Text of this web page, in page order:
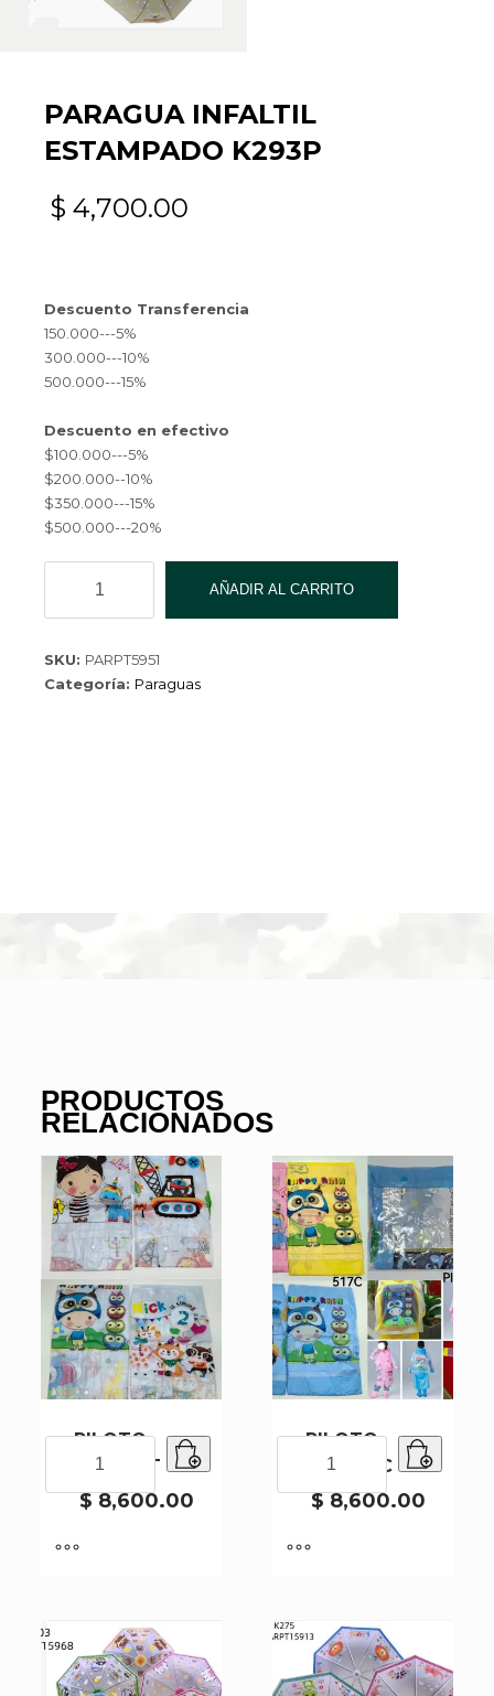
PARAGUA INFALTIL
ESTAMPADO K293P
$ 4,700.00
Descuento Transferencia
150.000---5%
300.000---10%
500.000---15%
Descuento en efectivo
$100.000---5%
$200.000--10%
$350.000---15%
$500.000---20%
INFALTIL
ESTAMPADO
cantidad
AÑADIR AL CARRITO
SKU: PARPT5951
Categoría: Paraguas
PRODUCTOS
RELACIONADOS
PILOTO
PVC 517T
$8,600.00
517T
PILOTO
PVC 517C
$8,600.00
517C